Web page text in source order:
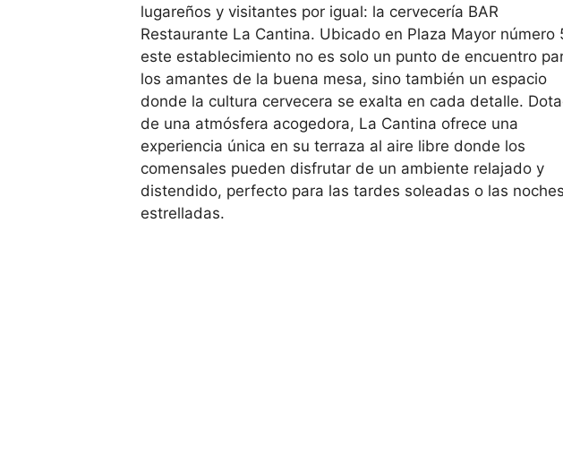
lugareños y visitantes por igual: la cervecería BAR
Restaurante La Cantina. Ubicado en Plaza Mayor número
este establecimiento no es solo un punto de encuentro
los amantes de la buena mesa, sino también un espacio
donde la cultura cervecera se exalta en cada detalle.
de una atmósfera acogedora, La Cantina ofrece una
experiencia única en su terraza al aire libre donde los
comensales pueden disfrutar de un ambiente relajado y
distendido, perfecto para las tardes soleadas o las noches
estrelladas.